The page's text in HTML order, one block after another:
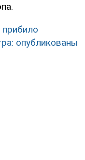
прибило
опубликованы